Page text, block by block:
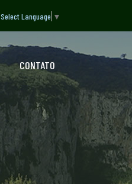
Select Language ▼
CONTATO